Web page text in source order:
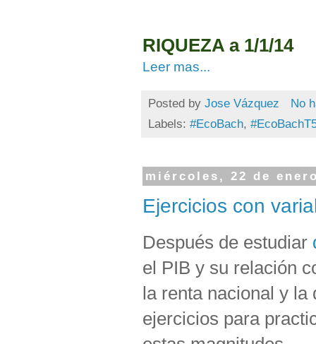
RIQUEZA a 1/1/14
Leer mas...
Posted by Jose Vázquez
No
Labels: #EcoBach,
miércoles, 22 de
Ejercicios con
Después de estudiar
el PIB y su relación
la renta nacional y la
ejercicios para